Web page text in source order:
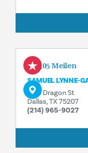
0,05 Meilen
SAMUEL LYNNE-
1105 Dragon St
Dallas, TX 75207
(214) 965-9027